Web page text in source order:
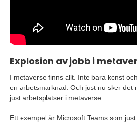
Explosion av jobb i
I metaverse finns allt. Inte bara konst
en arbetsmarknad. Och just nu sker det
just arbetsplatser i metaverse.
Ett exempel är Microsoft Teams som